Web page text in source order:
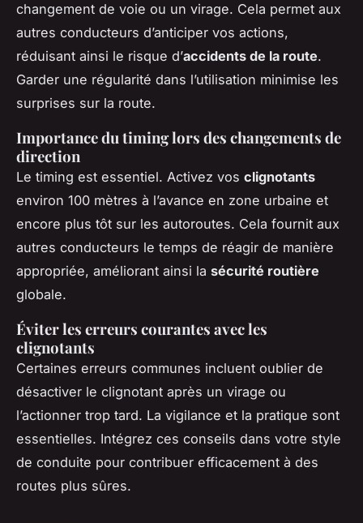
changement de voie ou un virage. Cela permet aux
autres conducteurs d’anticiper vos actions,
réduisant ainsi le risque d’accidents de la route.
Garder une régularité dans l’utilisation minimise les
surprises sur la route.
Importance du timing lors des changements de
direction
Le timing est essentiel. Activez vos clignotants
environ 100 mètres à l’avance en zone urbaine et
encore plus tôt sur les autoroutes. Cela fournit aux
autres conducteurs le temps de réagir de manière
appropriée, améliorant ainsi la sécurité routière
globale.
Éviter les erreurs courantes avec les
clignotants
Certaines erreurs communes incluent oublier de
désactiver le clignotant après un virage ou
l’actionner trop tard. La vigilance et la pratique sont
essentielles. Intégrez ces conseils dans votre style
de conduite pour contribuer efficacement à des
routes plus sûres.